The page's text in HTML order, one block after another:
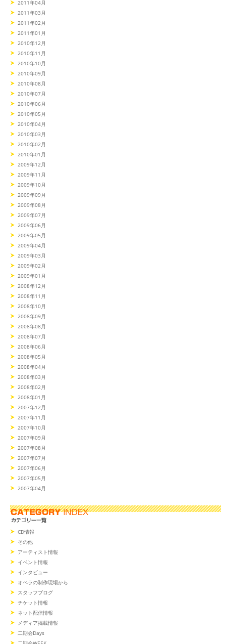
2011年04月
2011年03月
2011年02月
2011年01月
2010年12月
2010年11月
2010年10月
2010年09月
2010年08月
2010年07月
2010年06月
2010年05月
2010年04月
2010年03月
2010年02月
2010年01月
2009年12月
2009年11月
2009年10月
2009年09月
2009年08月
2009年07月
2009年06月
2009年05月
2009年04月
2009年03月
2009年02月
2009年01月
2008年12月
2008年11月
2008年10月
2008年09月
2008年08月
2008年07月
2008年06月
2008年05月
2008年04月
2008年03月
2008年02月
2008年01月
2007年12月
2007年11月
2007年10月
2007年09月
2007年08月
2007年07月
2007年06月
2007年05月
2007年04月
CD情報
その他
アーティスト情報
イベント情報
インタビュー
オペラの制作現場から
スタッフブログ
チケット情報
ネット配信情報
メディア掲載情報
二期会Days